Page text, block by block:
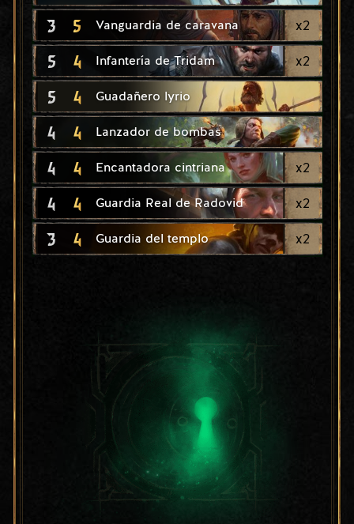
3 5 Vanguardia de caravana x2
5 4 Infantería de Tridam x2
5 4 Guadañero lyrio
4 4 Lanzador de bombas
4 4 Encantadora cintriana x2
4 4 Guardia Real de Radovid x2
3 4 Guardia del templo x2